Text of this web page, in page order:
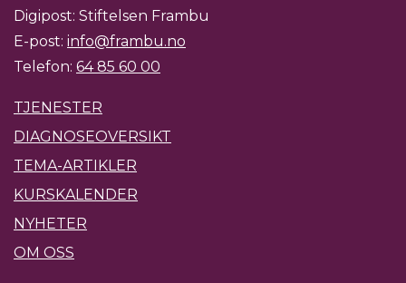
Digipost: Stiftelsen Frambu
E-post: info@frambu.no
Telefon: 64 85 60 00
TJENESTER
DIAGNOSEOVERSIKT
TEMA-ARTIKLER
KURSKALENDER
NYHETER
OM OSS